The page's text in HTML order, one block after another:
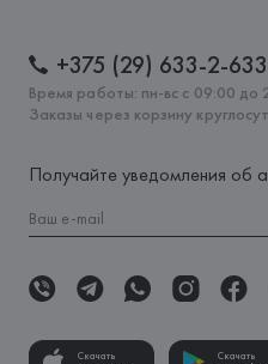
+375 (29) 633-2-633
Время работы: пн-вс с 09:00 до
Заказы через корзину
Получайте уведомления об
Скачать
Скачать